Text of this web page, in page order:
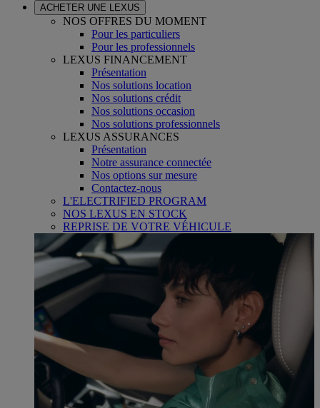
ACHETER UNE LEXUS
NOS OFFRES DU MOMENT
Pour les particuliers
Pour les professionnels
LEXUS FINANCEMENT
Présentation
Nos solutions location
Nos solutions crédit
Nos solutions occasion
Nos solutions professionnels
LEXUS ASSURANCES
Présentation
Notre assurance connectée
Nos options sur mesure
Contactez-nous
L'ELECTRIFIED PROGRAM
NOS LEXUS EN STOCK
REPRISE DE VOTRE VÉHICULE